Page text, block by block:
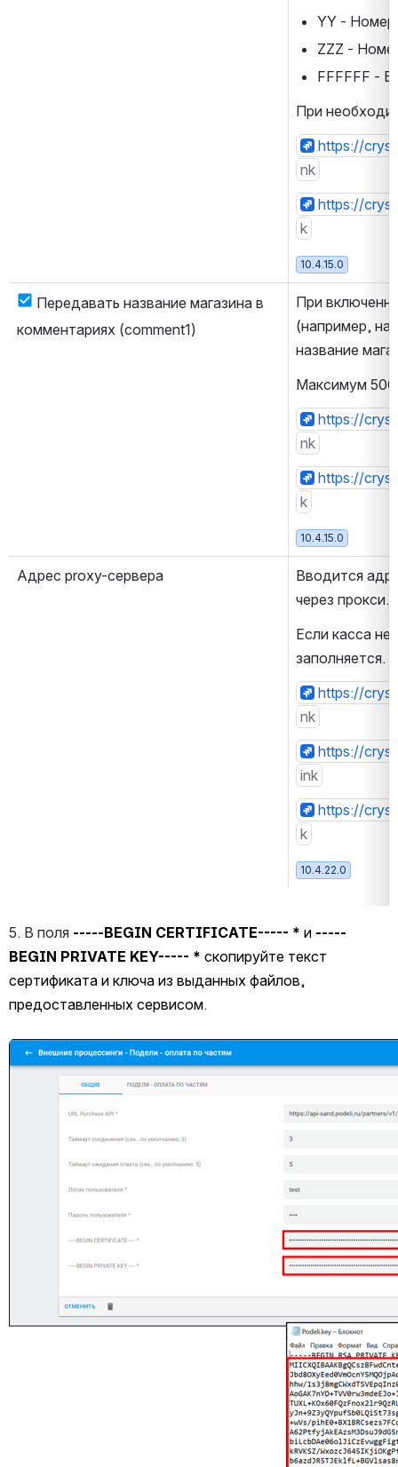
YY - Номер
ZZZ -
FFFFFF -
При
https://
nk
https://
k
10.4.15.0
Передавать название магазина в
комментариях (comment1)
При
(например, на
название
Максимум
https://
nk
https://
k
10.4.15.0
Адрес proxy-сервера
Вводится
через прокси.
Если касса не
заполняется.
https://
nk
https://
ink
https://
k
10.4.22.0
5. В поля -----BEGIN CERTIFICATE----- * и -----
BEGIN PRIVATE KEY----- * скопируйте текст
сертификата и ключа из выданных файлов,
предоставленных сервисом.
Открыть файл «»